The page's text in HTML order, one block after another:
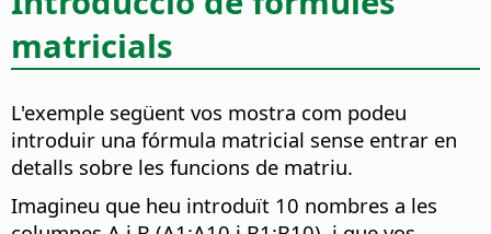
matricials
L'exemple següent vos mostra com podeu
introduir una fórmula matricial sense entrar en
detalls sobre les funcions de matriu.
Imagineu que heu introduït 10 nombres a les